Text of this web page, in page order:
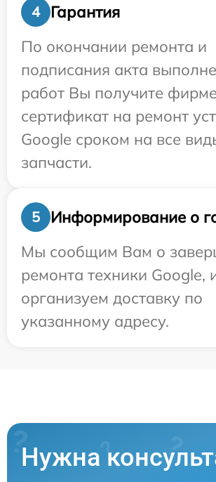
4
Гарантия
По окончании ремонта и
подписания акта
работ Вы получите
сертификат на ремонт
Google сроком на все
запчасти.
5
Информирование о
Мы сообщим Вам о
ремонта техники Google,
организуем доставку по
указанному адресу.
Нужна